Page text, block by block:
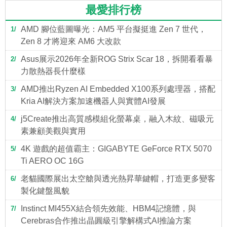
最愛排行榜
1
AMD 腳位藍圖曝光：AM5 平台擬挺進 Zen 7 世代，
Zen 8 才將迎來 AM6 大改款
2
Asus展示2026年全新ROG Strix Scar 18，拆開看看暴
力散熱器長什麼樣
3
AMD推出Ryzen AI Embedded X100系列處理器，搭配
Kria AI解決方案加速機器人與實體AI發展
4
j5Create推出高質感模組化螢幕桌，融入木紋、磁吸元
素兼顧美觀與實用
5
4K 遊戲的超值霸主：GIGABYTE GeForce RTX 5070
Ti AERO OC 16G
6
老貓國際展出太空艙與透光熱昇華鍵帽，打造更多變客
製化鍵盤風貌
7
Instinct MI455X結合領先效能、HBM4記憶體，與
Cerebras合作推出晶圓級引擎解構式AI推論方案